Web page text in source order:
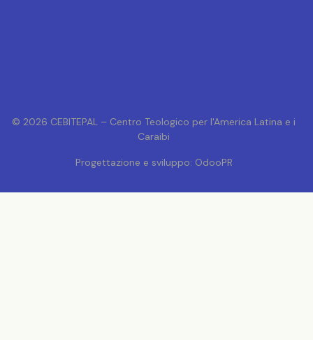
© 2026 CEBITEPAL – Centro Teologico per l'America Latina e i
Caraibi
Progettazione e sviluppo: OdooPR